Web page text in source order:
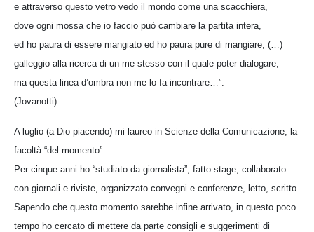
e attraverso questo vetro vedo il mondo come una scacchiera,
dove ogni mossa che io faccio può cambiare la partita intera,
ed ho paura di essere mangiato ed ho paura pure di mangiare, (…)
galleggio alla ricerca di un me stesso con il quale poter dialogare,
ma questa linea d’ombra non me lo fa incontrare…”.
(Jovanotti)
A luglio (a Dio piacendo) mi laureo in Scienze della Comunicazione, la
facoltà “del momento”…
Per cinque anni ho “studiato da giornalista”, fatto stage, collaborato
con giornali e riviste, organizzato convegni e conferenze, letto, scritto.
Sapendo che questo momento sarebbe infine arrivato, in questo poco
tempo ho cercato di mettere da parte consigli e suggerimenti di